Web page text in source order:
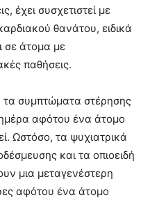
έχει συσχετιστεί με
θανάτου, ειδικά
σε άτομα με
παθήσεις.
συμπτώματα στέρησης
ημέρα αφότου ένα άτομο
Ωστόσο, τα ψυχιατρικά
και τα οπιοειδή
μια μεταγενέστερη
αφότου ένα άτομο